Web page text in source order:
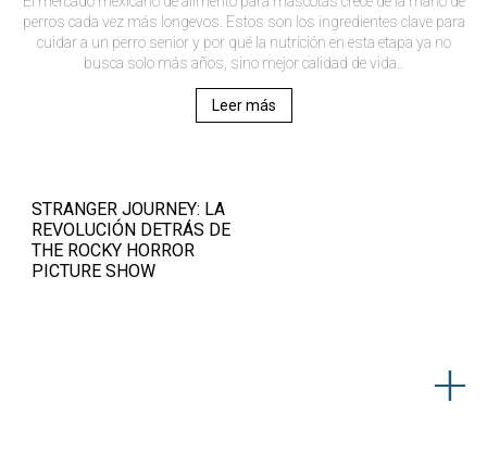
perros cada vez más longevos. Estos son los ingredientes clave para
cuidar a un perro senior y por qué la nutrición en esta etapa ya no
busca solo más años, sino mejor calidad de vida..
Leer más
STRANGER JOURNEY: LA
REVOLUCIÓN DETRÁS DE
THE ROCKY HORROR
PICTURE SHOW